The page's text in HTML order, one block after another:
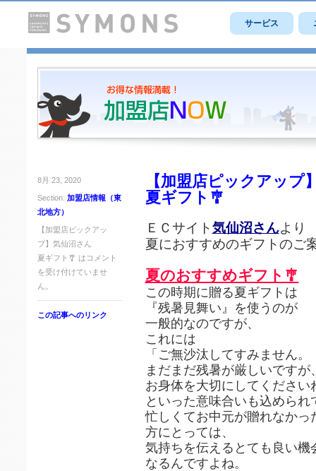
サービス
8月 23, 2020
Section: 加盟店情報（東
北地方）
【加盟店ピックアッ
プ】気仙沼さん
夏ギフト🎐 は コメント
を受け付けていませ
ん。
この記事へのリンク
【加盟店ピックアップ
夏ギフト🎐
ＥＣサイト気仙沼さんより
夏におすすめのギフトのご
夏のおすすめギフト🎐
この時期に贈る夏ギフトは
『残暑見舞い』を使うのが
一般的なのですが、
これには
「ご無沙汰してすみません。
まだまだ残暑が厳しいですが
お身体を大切にしてください
といった意味合いも込められ
忙しくてお中元が贈れなかっ
方にとっては、
気持ちを伝えるとても良い機
なるんですよね。